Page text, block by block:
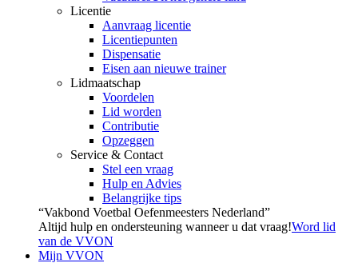
Licentie
Aanvraag licentie
Licentiepunten
Dispensatie
Eisen aan nieuwe trainer
Lidmaatschap
Voordelen
Lid worden
Contributie
Opzeggen
Service & Contact
Stel een vraag
Hulp en Advies
Belangrijke tips
“Vakbond Voetbal Oefenmeesters Nederland”
Altijd hulp en ondersteuning wanneer u dat vraag!Word lid
van de VVON
Mijn VVON